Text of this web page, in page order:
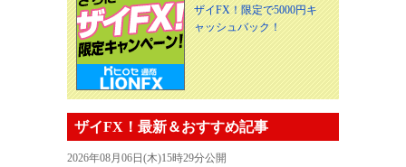
ザイFX！限定で5000円キ
ャッシュバック！
ザイFX！最新＆おすすめ記事
2026年08月06日(木)15時29分公開